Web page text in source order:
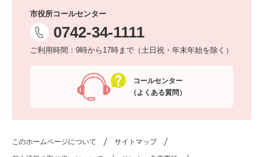
市役所コールセンター
0742-34-1111
ご利用時間：9時から17時まで（土日祝・年末年始を除く）
コールセンター
（よくある質問）
このホームページについて サイトマップ